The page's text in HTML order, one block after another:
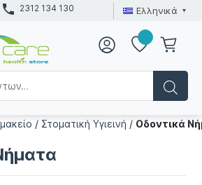
2312 134 130 Ελληνικά
/ Στοματική Υγιεινή / Οδοντικά